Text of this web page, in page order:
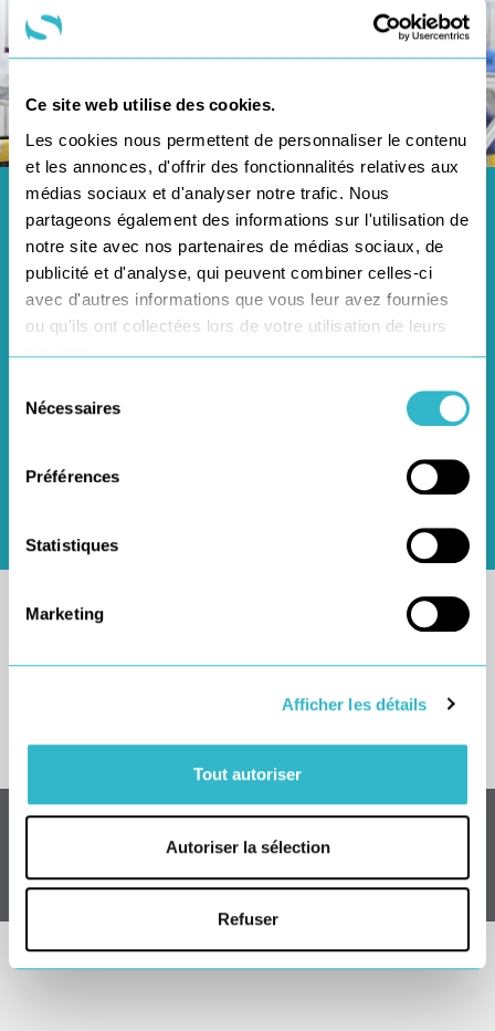
Ce site web utilise des cookies.
Les cookies nous permettent de personnaliser le contenu
et les annonces, d'offrir des fonctionnalités relatives aux
médias sociaux et d'analyser notre trafic. Nous
partageons également des informations sur l'utilisation de
notre site avec nos partenaires de médias sociaux, de
publicité et d'analyse, qui peuvent combiner celles-ci
avec d'autres informations que vous leur avez fournies
ou qu'ils ont collectées lors de votre utilisation de leurs
services.
Nécessaires
Préférences
Statistiques
Marketing
Afficher les détails
Tout autoriser
Autoriser la sélection
Refuser
Chez Star Service, vous
pouvez compter sur les
managers pour vous
accompagner
Nos équipes font la force de Star Service, et nos
managers y sont pour beaucoup. Plus de 95 % des
managers ont commencé en tant que livreurs,
Issus du terrain, ils connaissent votre métier, ses
potentiel et lui donner sa chance.
C’est leur histoire, leur
parcours, leur fierté